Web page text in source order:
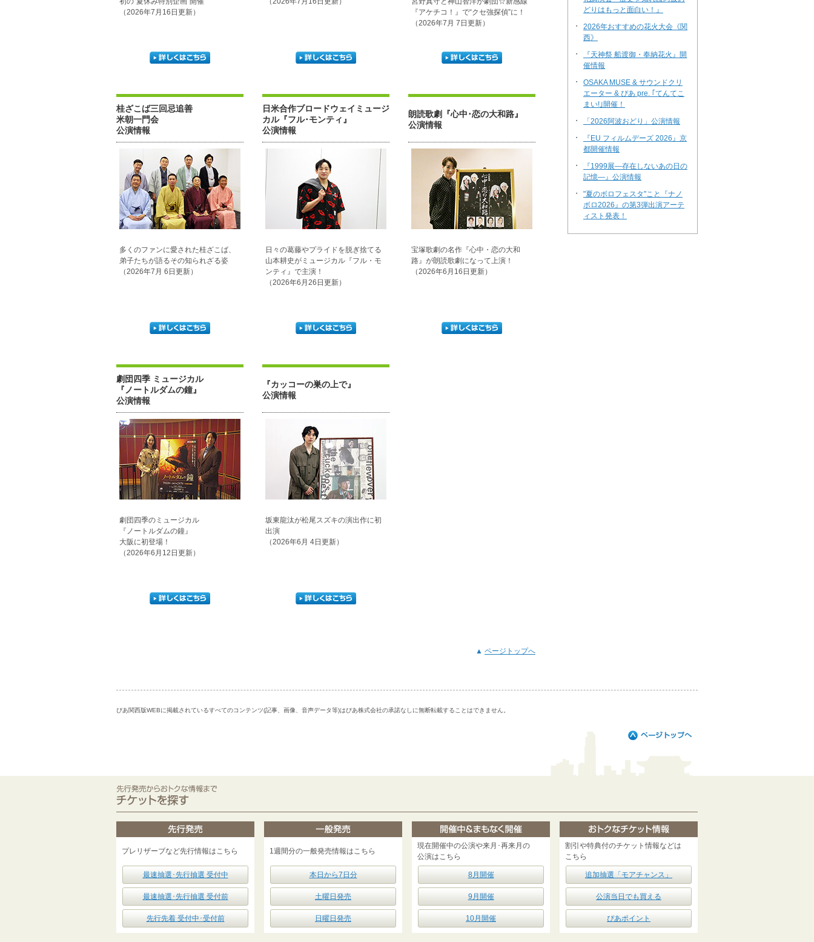
（2026年7月16日更新）
『アケチコ！』で“クセ強探偵”に！
（2026年7月 7日更新）
桂ざこば三回忌追善
米朝一門会
公演情報
多くのファンに愛された桂ざこば、
弟子たちが語るその知られざる姿
（2026年7月 6日更新）
日米合作ブロードウェイミュージ
カル『フル･モンティ』
公演情報
日々の葛藤やプライドを脱ぎ捨てる
山本耕史がミュージカル『フル・モ
ンティ』で主演！
（2026年6月26日更新）
朗読歌劇『心中･恋の大和路』
公演情報
宝塚歌劇の名作『心中・恋の大和
路』が朗読歌劇になって上演！
（2026年6月16日更新）
劇団四季 ミュージカル
『ノートルダムの鐘』
公演情報
劇団四季のミュージカル
『ノートルダムの鐘』
大阪に初登場！
（2026年6月12日更新）
『カッコーの巣の上で』
公演情報
坂東龍汰が松尾スズキの演出作に初
出演
（2026年6月 4日更新）
▲ ページトップへ
どりはもっと面白い！』
・
2026年おすすめの花火大会《関
西》
・
『天神祭 船渡御・奉納花火』開
催情報
・
OSAKA MUSE & サウンドクリ
エーター & ぴあ pre. ｢てんてこ
まい!｣開催！
・
「2026阿波おどり」公演情報
・
『EU フィルムデーズ 2026』京
都開催情報
・
『1999展―存在しないあの日の
記憶―』公演情報
・
"夏のボロフェスタ"こと『ナノ
ボロ2026』の第3弾出演アーテ
ィスト発表！
ぴあ関西版WEBに掲載されているすべてのコンテンツ(記事、画像、音声データ等)はぴあ株式会社の承諾なしに無断転載することはできません。
プレリザーブなど先行情報はこちら
最速抽選･先行抽選 受付中
最速抽選･先行抽選 受付前
先行先着 受付中･受付前
1週間分の一般発売情報はこちら
本日から7日分
土曜日発売
日曜日発売
現在開催中の公演や来月･再来月の
公演はこちら
8月開催
9月開催
10月開催
割引や特典付のチケット情報などは
こちら
追加抽選「モアチャンス」
公演当日でも買える
ぴあポイント